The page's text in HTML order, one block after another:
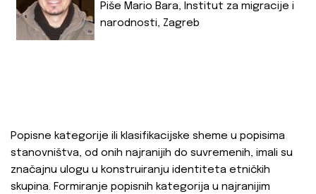
Piše Mario Bara, Institut za migracije i
narodnosti, Zagreb
Popisne kategorije ili klasifikacijske sheme u popisima
stanovništva, od onih najranijih do suvremenih, imali su
značajnu ulogu u konstruiranju identiteta etničkih
skupina. Formiranje popisnih kategorija u najranijim